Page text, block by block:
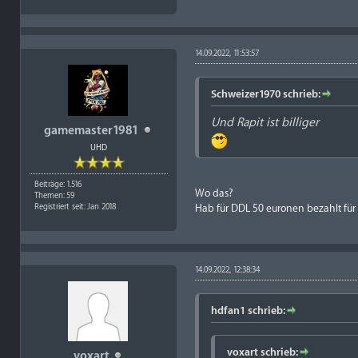
gamemaster1981
UHD
Beiträge: 1.516
Themen: 59
Registriert seit: Jan 2018
14.09.2022, 11:53:57
Schweizer1970 schrieb:
UndRapitist billiger
Wo das?
Hab für DDL 50 euronen bezahlt für
14.09.2022, 12:38:34
hdfan1 schrieb:
voxart schrieb: